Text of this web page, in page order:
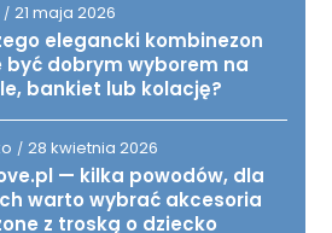
/ 21 maja 2026
elegancki kombinezon
być dobrym wyborem na
bankiet lub kolację?
/ 28 kwietnia 2026
— kilka powodów, dla
warto wybrać akcesoria
z troską o dziecko